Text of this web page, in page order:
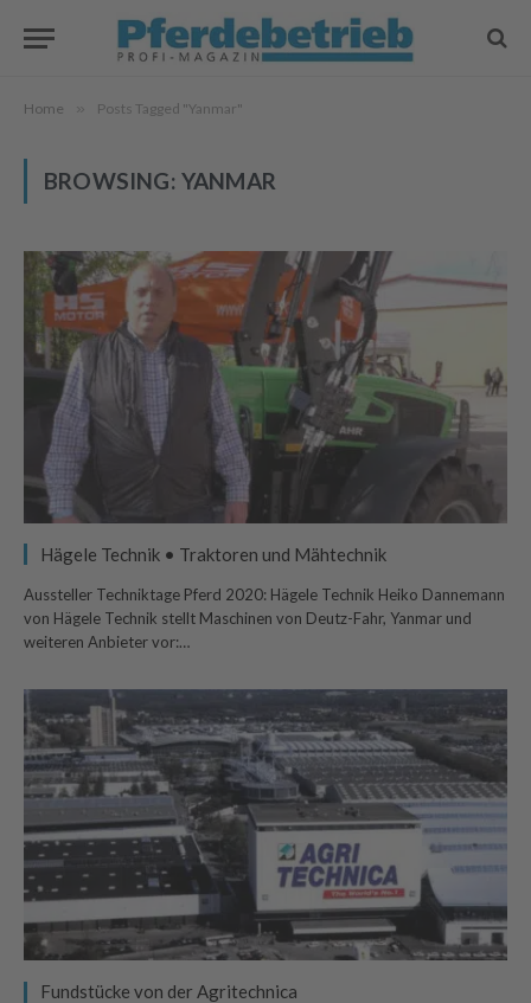
Home » Posts Tagged "Yanmar"
BROWSING: YANMAR
Hägele Technik • Traktoren und Mähtechnik
Aussteller Techniktage Pferd 2020: Hägele Technik Heiko Dannemann
von Hägele Technik stellt Maschinen von Deutz-Fahr, Yanmar und
weiteren Anbieter vor:…
Fundstücke von der Agritechnica